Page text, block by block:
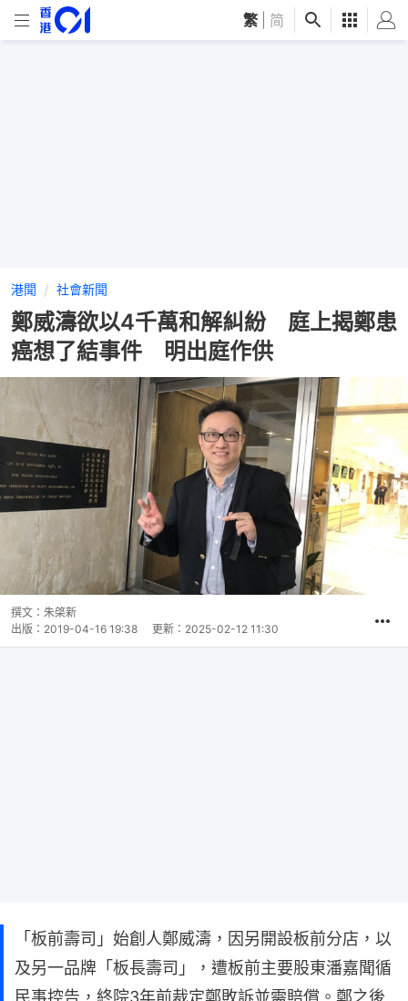
繁 简
港聞 社會新聞
鄭威濤欲以4千萬和解糾紛 庭上揭鄭患
癌想了結事件 明出庭作供
撰文： 朱棨新
出版： 2019-04-16 19:38 更新： 2025-02-12 11:30
「板前壽司」始創人鄭威濤，因另開設板前分店，以
及另一品牌「板長壽司」，遭板前主要股東潘嘉聞循
民事控告，終院3年前裁定鄭敗訴並需賠償。鄭之後